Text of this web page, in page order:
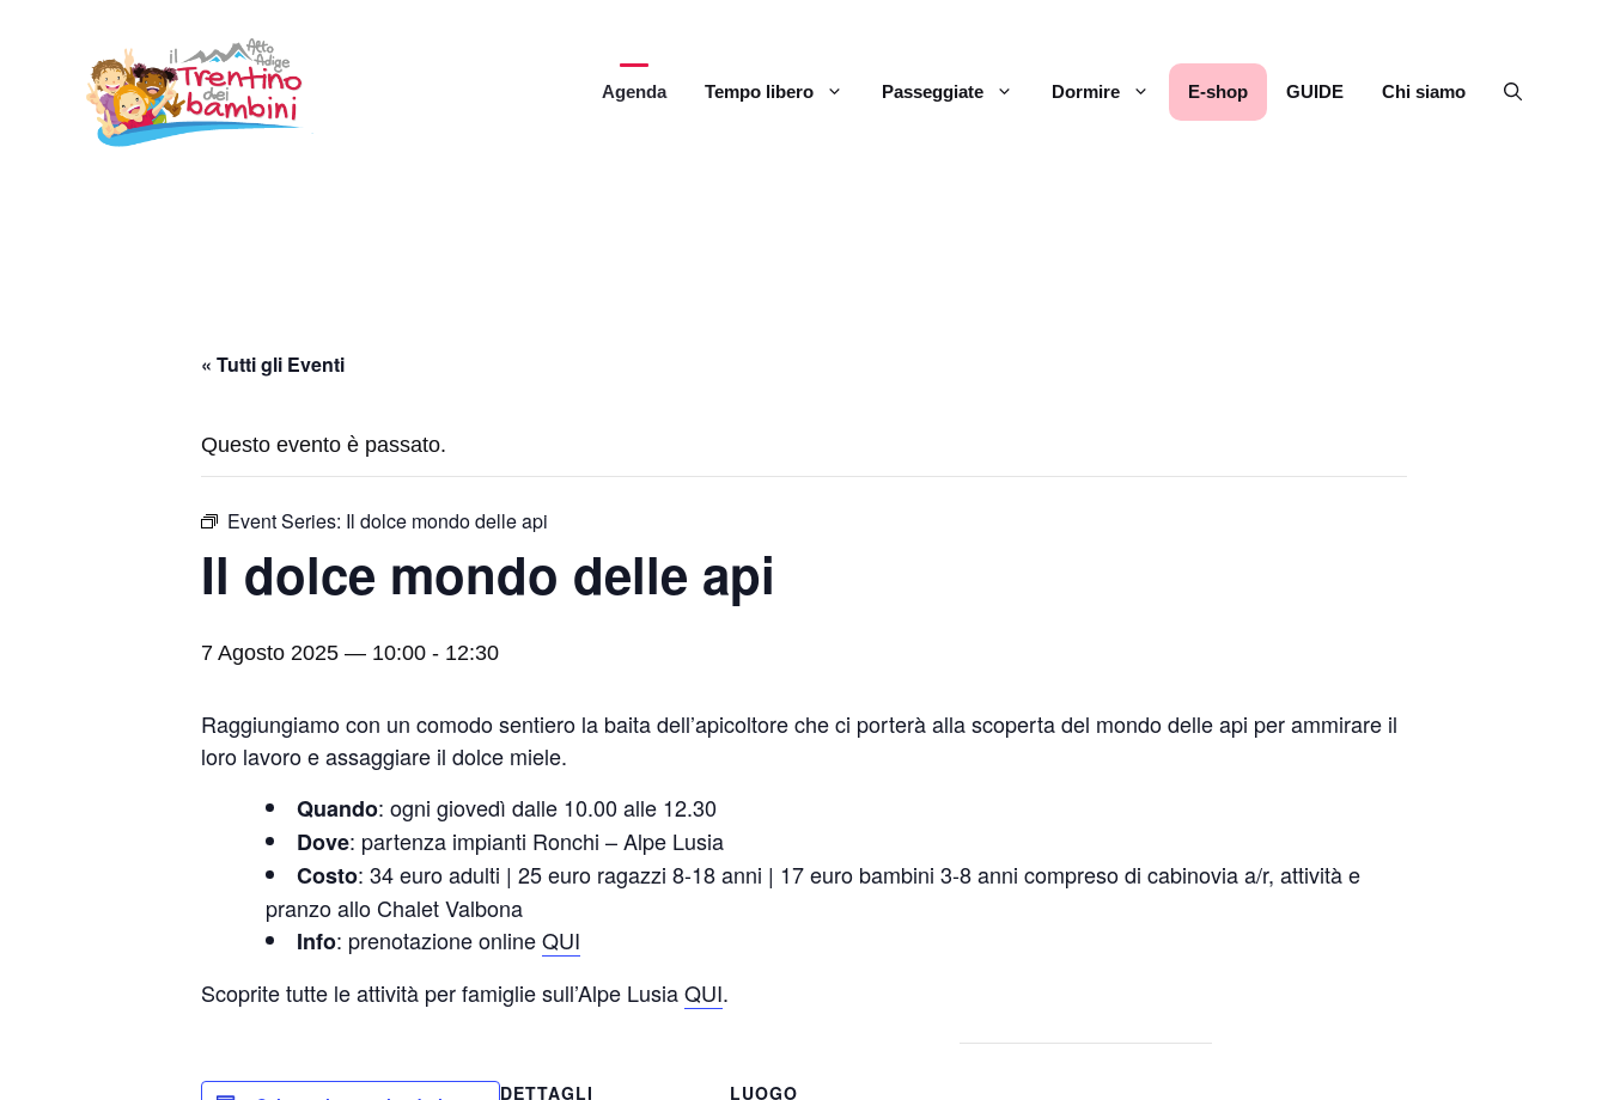
contenuto
Agenda Tempo libero Passeggiate Dormire E-shop GUIDE Chi siamo
« Tutti gli Eventi
Questo evento è passato.
Event Series: Il dolce mondo delle api
Il dolce mondo delle api
7 Agosto 2025 — 10:00 - 12:30
Raggiungiamo con un comodo sentiero la baita dell’apicoltore che ci porterà alla scoperta del mondo delle api per ammirare il
loro lavoro e assaggiare il dolce miele.
Quando: ogni giovedì dalle 10.00 alle 12.30
Dove: partenza impianti Ronchi – Alpe Lusia
Costo: 34 euro adulti | 25 euro ragazzi 8-18 anni | 17 euro bambini 3-8 anni compreso di cabinovia a/r, attività e
pranzo allo Chalet Valbona
Info: prenotazione onlineQUI
Scoprite tutte le attività per famiglie sull’Alpe LusiaQUI.
DETTAGLI
LUOGO